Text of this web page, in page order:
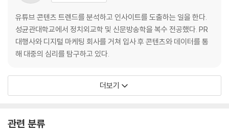
유튜브 콘텐츠 트렌드를 분석하고 인사이트를 도출하는 일을 한다.
성균관대학교에서 정치외교학 및 신문방송학을 복수 전공했다. PR
대행사와 디지털 마케팅 회사를 거쳐 입사 후 콘텐츠와 데이터를 통
해 대중의 심리를 탐구하고 있다.
더보기
관련 분류